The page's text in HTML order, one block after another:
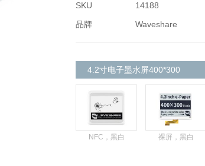
SKU
14188
品牌
Waveshare
4.2寸电子墨水屏400*300
NFC，黑白 裸屏，黑白